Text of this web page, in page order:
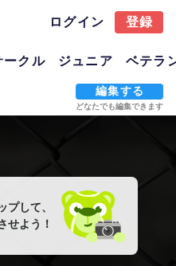
ログイン 登録
ークル ジュニア ベテラ
編集する
どなたでも編集できます
プして、
せよう！